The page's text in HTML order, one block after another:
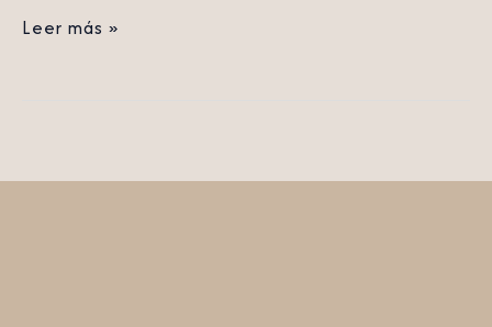
Leer más »